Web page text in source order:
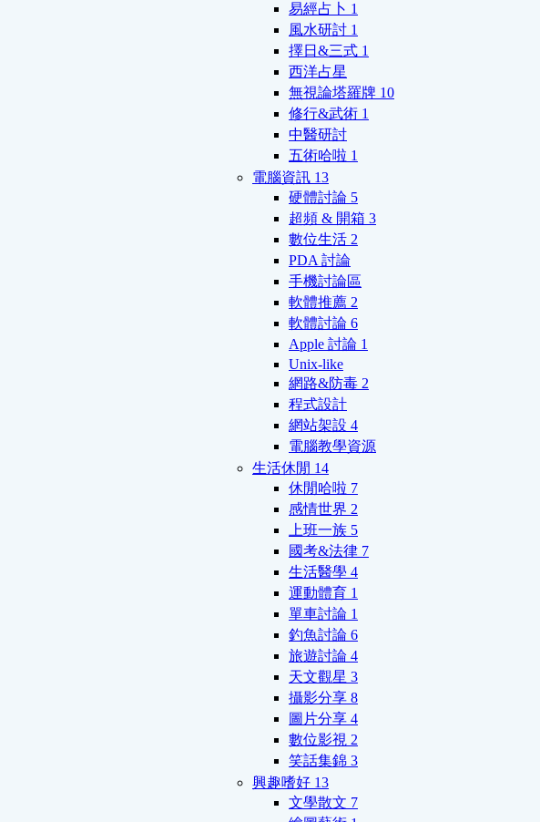
易經占卜 1
風水研討 1
擇日&三式 1
西洋占星
無視論塔羅牌 10
修行&武術 1
中醫研討
五術哈啦 1
電腦資訊 13
硬體討論 5
超頻 & 開箱 3
數位生活 2
PDA 討論
手機討論區
軟體推薦 2
軟體討論 6
Apple 討論 1
Unix-like
網路&防毒 2
程式設計
網站架設 4
電腦教學資源
生活休閒 14
休閒哈啦 7
感情世界 2
上班一族 5
國考&法律 7
生活醫學 4
運動體育 1
單車討論 1
釣魚討論 6
旅遊討論 4
天文觀星 3
攝影分享 8
圖片分享 4
數位影視 2
笑話集錦 3
興趣嗜好 13
文學散文 7